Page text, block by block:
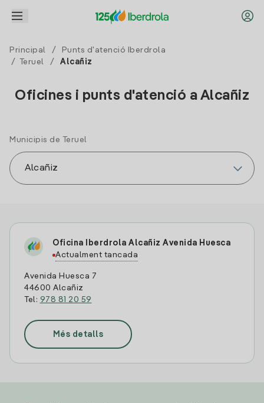
Principal /
Punts d'atenció Iberdrola
/
Teruel / Alcañiz
Oficines i punts d'atenció a Alcañiz
Municipis de Teruel
Oficina Iberdrola Alcañiz Avenida Huesca
Actualment tancada
Avenida Huesca 7
44600 Alcañiz
Tel: 978 81 20 59
Més detalls